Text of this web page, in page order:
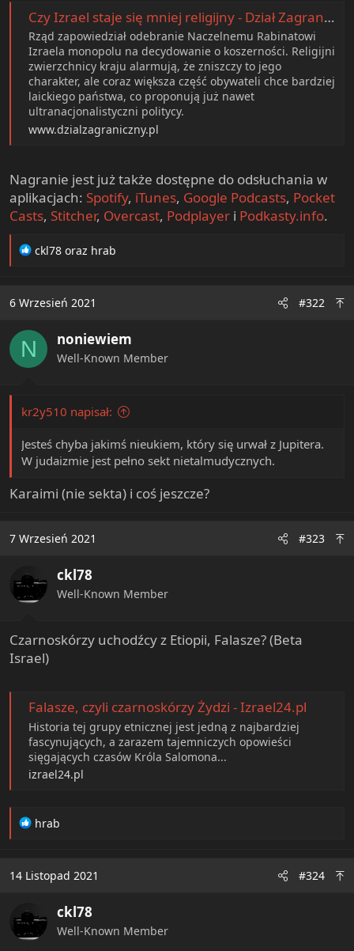
Czy Izrael staje się mniej religijny - Dział Zagraniczny
Rząd zapowiedział odebranie Naczelnemu Rabinatowi
Izraela monopolu na decydowanie o koszerności. Religijni
zwierzchnicy kraju alarmują, że zniszczy to jego
charakter, ale coraz większa część obywateli chce bardziej
laickiego państwa, co proponują już nawet
ultranacjonalistyczni politycy.
www.dzialzagraniczny.pl
Nagranie jest już także dostępne do odsłuchania w
aplikacjach: Spotify, iTunes, Google Podcasts, Pocket
Casts, Stitcher, Overcast, Podplayer i Podkasty.info.
R
t
o
n
s
ckl78 oraz hrab
6 Wrzesień 2021 #322
N noniewiem
Well-Known Member
kr2y510 napisał:
Jesteś chyba jakimś nieukiem, który się urwał z Jupitera.
W judaizmie jest pełno sekt nietalmudycznych.
Karaimi (nie sekta) i coś jeszcze?
7 Wrzesień 2021 #323
ckl78
Well-Known Member
Czarnoskórzy uchodźcy z Etiopii, Falasze? (Beta
Israel)
Falasze, czyli czarnoskórzy Żydzi - Izrael24.pl
Historia tej grupy etnicznej jest jedną z najbardziej
fascynujących, a zarazem tajemniczych opowieści
sięgających czasów Króla Salomona...
izrael24.pl
R
t
o
s
hrab
14 Listopad 2021 #324
ckl78
Well-Known Member